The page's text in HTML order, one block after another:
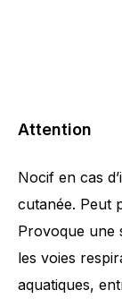
Attention
Nocif en cas
cutanée. Peut
Provoque une
les voies
aquatiques,